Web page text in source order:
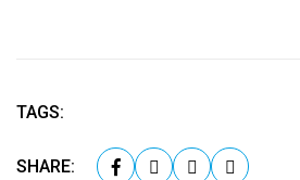
TAGS:
SHARE: